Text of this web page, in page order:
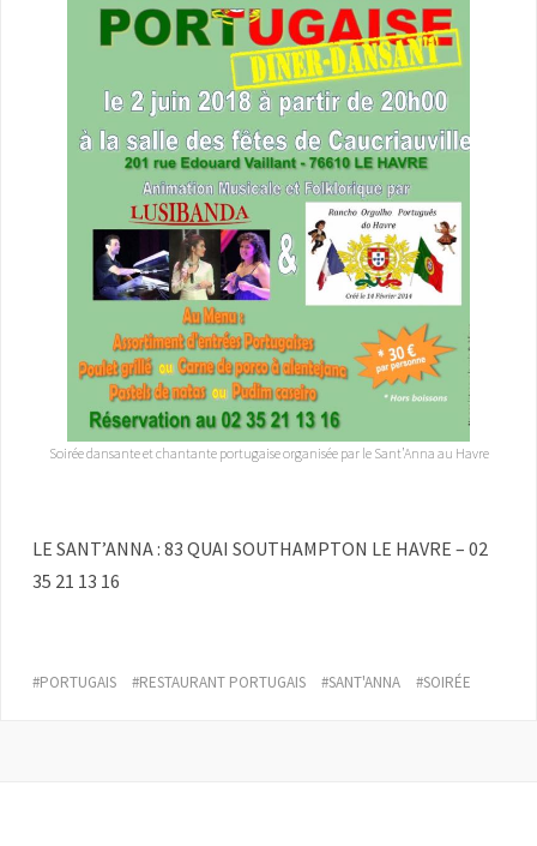
Soirée dansante et chantante portugaise organisée par le Sant’Anna au Havre
LE SANT’ANNA : 83 QUAI SOUTHAMPTON LE HAVRE – 02
35 21 13 16
PORTUGAIS RESTAURANT PORTUGAIS SANT'ANNA SOIRÉE